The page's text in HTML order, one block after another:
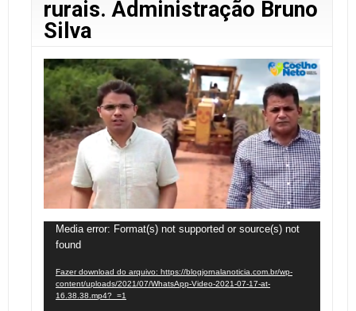
rurais. Administração Bruno
Silva
Tocador
de
vídeo
Media error: Format(s) not supported or source(s) not
found
Fazer download do arquivo: https://blogjornalanoticia.com.br/wp-
content/uploads/2021/07/WhatsApp-Video-2021-07-17-at-
16.38.38.mp4?_=1